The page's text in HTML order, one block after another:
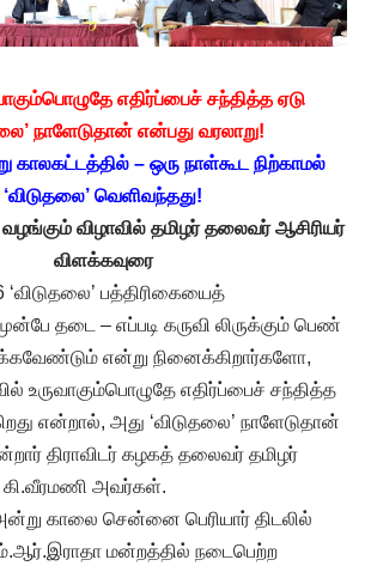
எதிர்ப்பைச் சந்தித்த ஏடு
நாளேடுதான் என்பது வரலாறு!
– ஒரு நாள்கூட நிற்காமல்
‘விடுதலை’ வெளிவந்தது!
வழங்கும் விழாவில் தமிழர் தலைவர் ஆசிரியர்
விளக்கவுரை
பத்திரிகையைத்
தடை – எப்படி கருவி லிருக்கும் பெண்
என்று நினைக்கிறார்களோ,
உருவாகும்பொழுதே எதிர்ப்பைச் சந்தித்த
என்றால், அது ‘விடுதலை’ நாளேடுதான்
திராவிடர் கழகத் தலைவர் தமிழர்
கி.வீரமணி அவர்கள்.
காலை சென்னை பெரியார் திடலில்
மன்றத்தில் நடைபெற்ற